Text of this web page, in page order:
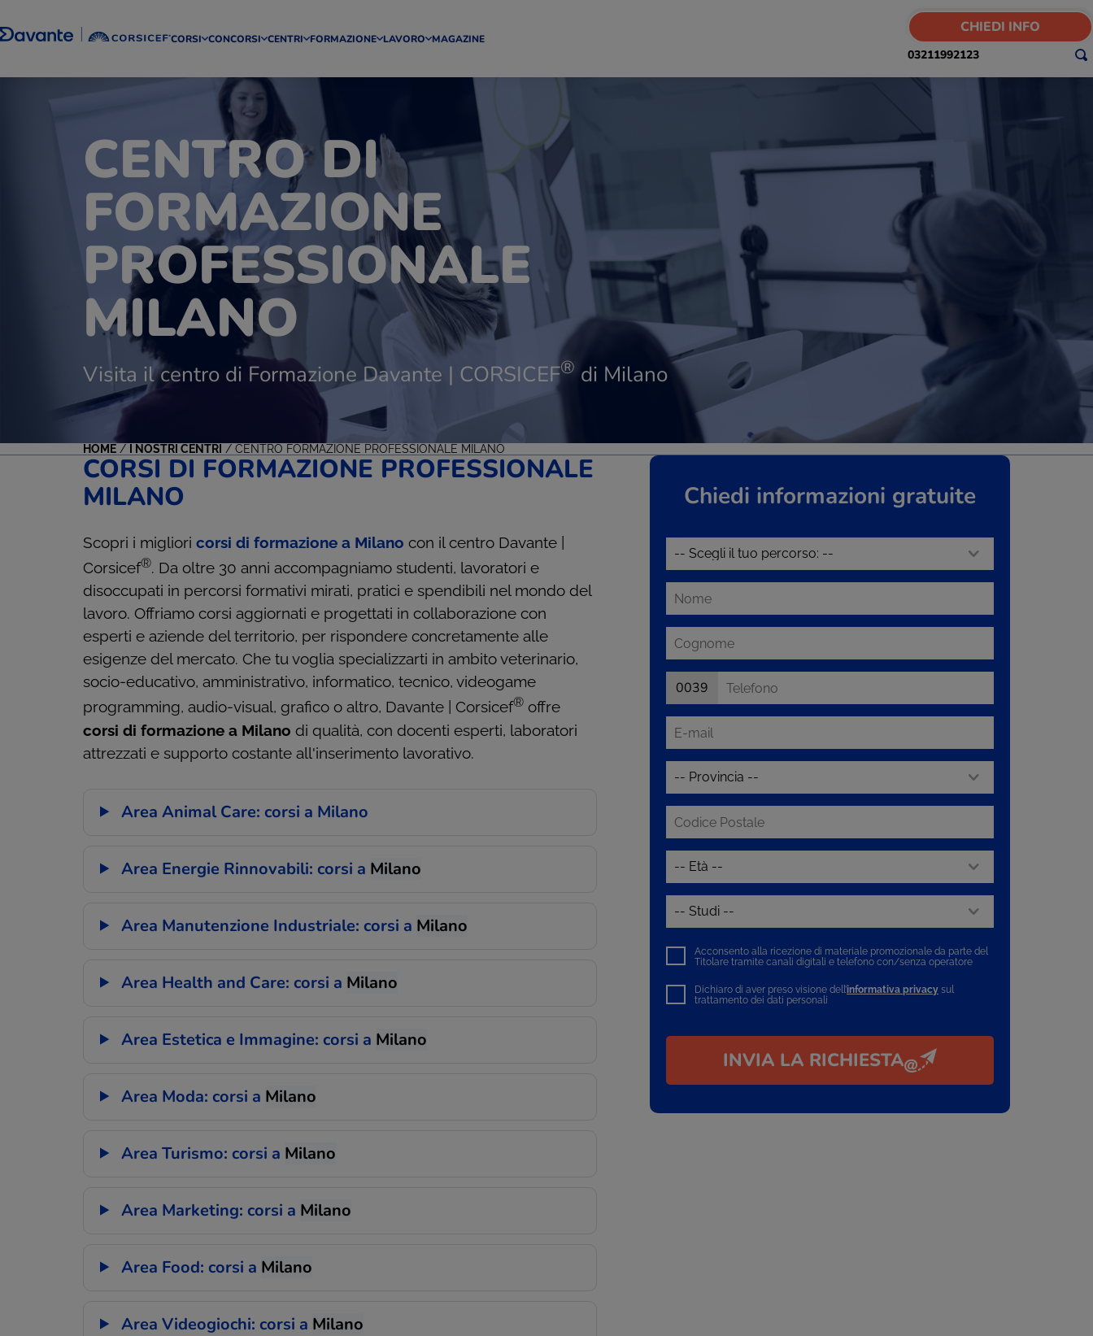
CORSI CONCORSI CENTRI FORMAZIONE LAVORO MAGAZINE
CHIEDI INFO
03211992123
CENTRO DI
FORMAZIONE
PROFESSIONALE
MILANO
Visita il centro di Formazione Davante | CORSICEF® di Milano
HOME / I NOSTRI CENTRI / CENTRO FORMAZIONE PROFESSIONALE MILANO
CORSI DI FORMAZIONE PROFESSIONALE
MILANO
Scopri i migliori corsi di formazione a Milano con il centro Davante |
Corsicef®. Da oltre 30 anni accompagniamo studenti, lavoratori e
disoccupati in percorsi formativi mirati, pratici e spendibili nel mondo del
lavoro. Offriamo corsi aggiornati e progettati in collaborazione con
esperti e aziende del territorio, per rispondere concretamente alle
esigenze del mercato. Che tu voglia specializzarti in ambito veterinario,
socio-educativo, amministrativo, informatico, tecnico, videogame
programming, audio-visual, grafico o altro, Davante | Corsicef® offre
corsi di formazione a Milano di qualità, con docenti esperti, laboratori
attrezzati e supporto costante all'inserimento lavorativo.
Area Animal Care: corsi a Milano
Area Energie Rinnovabili: corsi a Milano
Area Manutenzione Industriale: corsi a Milano
Area Health and Care: corsi a Milano
Area Estetica e Immagine: corsi a Milano
Area Moda: corsi a Milano
Area Turismo: corsi a Milano
Area Marketing: corsi a Milano
Area Food: corsi a Milano
Area Videogiochi: corsi a Milano
Chiedi informazioni gratuite
0039
Acconsento alla ricezione di materiale promozionale da parte del
Titolare tramite canali digitali e telefono con/senza operatore
Dichiaro di aver preso visione dell’informativa privacy sul
trattamento dei dati personali
INVIA LA RICHIESTA